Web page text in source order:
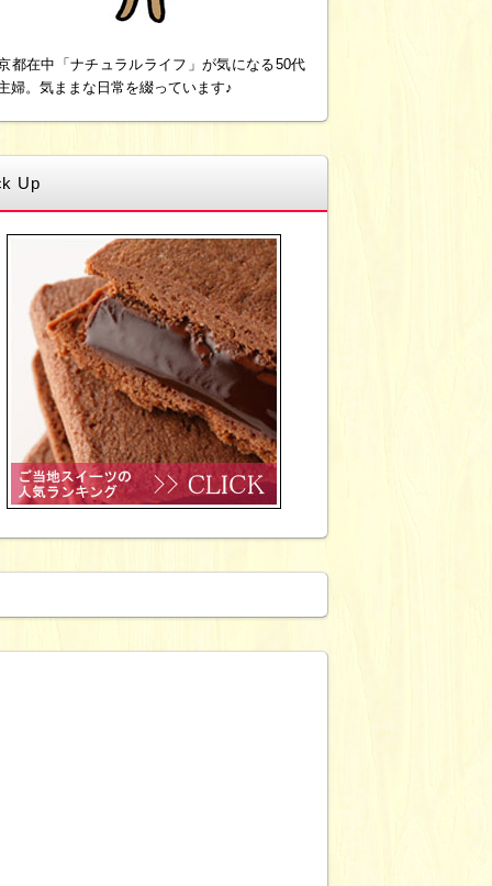
都在中「ナチュラルライフ」が気になる50代
婦。気ままな日常を綴っています♪
Up